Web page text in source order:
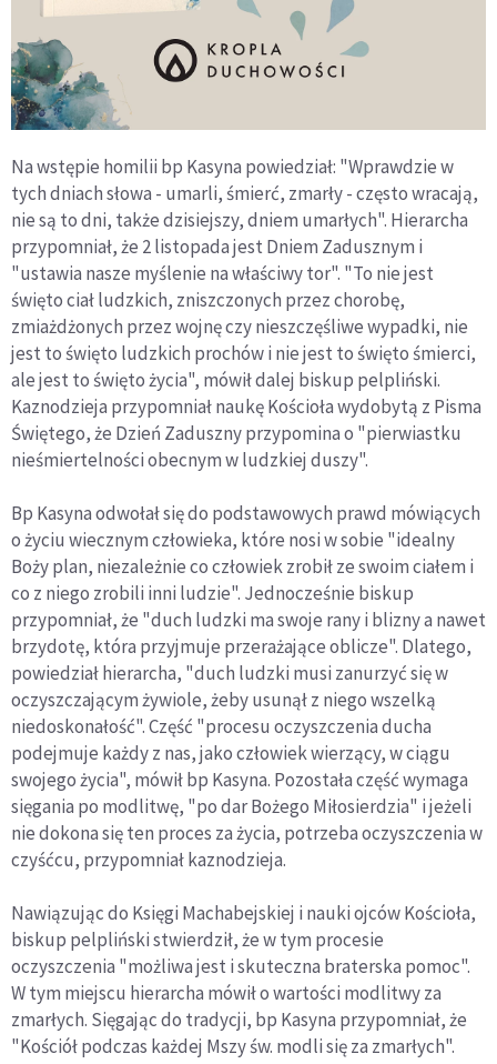
Na wstępie homilii bp Kasyna powiedział: "Wprawdzie w
tych dniach słowa - umarli, śmierć, zmarły - często wracają,
nie są to dni, także dzisiejszy, dniem umarłych". Hierarcha
przypomniał, że 2 listopada jest Dniem Zadusznym i
"ustawia nasze myślenie na właściwy tor". "To nie jest
święto ciał ludzkich, zniszczonych przez chorobę,
zmiażdżonych przez wojnę czy nieszczęśliwe wypadki, nie
jest to święto ludzkich prochów i nie jest to święto śmierci,
ale jest to święto życia", mówił dalej biskup pelpliński.
Kaznodzieja przypomniał naukę Kościoła wydobytą z Pisma
Świętego, że Dzień Zaduszny przypomina o "pierwiastku
nieśmiertelności obecnym w ludzkiej duszy".
Bp Kasyna odwołał się do podstawowych prawd mówiących
o życiu wiecznym człowieka, które nosi w sobie "idealny
Boży plan, niezależnie co człowiek zrobił ze swoim ciałem i
co z niego zrobili inni ludzie". Jednocześnie biskup
przypomniał, że "duch ludzki ma swoje rany i blizny a nawet
brzydotę, która przyjmuje przerażające oblicze". Dlatego,
powiedział hierarcha, "duch ludzki musi zanurzyć się w
oczyszczającym żywiole, żeby usunął z niego wszelką
niedoskonałość". Część "procesu oczyszczenia ducha
podejmuje każdy z nas, jako człowiek wierzący, w ciągu
swojego życia", mówił bp Kasyna. Pozostała część wymaga
sięgania po modlitwę, "po dar Bożego Miłosierdzia" i jeżeli
nie dokona się ten proces za życia, potrzeba oczyszczenia w
czyśćcu, przypomniał kaznodzieja.
Nawiązując do Księgi Machabejskiej i nauki ojców Kościoła,
biskup pelpliński stwierdził, że w tym procesie
oczyszczenia "możliwa jest i skuteczna braterska pomoc".
W tym miejscu hierarcha mówił o wartości modlitwy za
zmarłych. Sięgając do tradycji, bp Kasyna przypomniał, że
"Kościół podczas każdej Mszy św. modli się za zmarłych".